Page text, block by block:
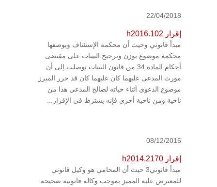
22/04/2018
إقرار h2016.102
مبدأ قانوني وحيث أن محكمة الإستئناف وبوصفها
محكمة موضوع بوزن وترجيح البينات على مقتضى
أحكام المادة 34 من قانون البينات توصلت إلى أن
مورث المدعى عليهما كان عليهما كان قد حرر المبرز
موضوع الدعوى أثناء حياته لصالح المدعي هذا من
ناحية ومن ناحية أخرى فإنه يشترط في الإقرار...
08/12/2016
إقرار h2014.2170
مبدأ قانوني3 حيث أن المحامي هو وكيل قانوني
للمعترض عليه المميز بموجب وكالة قانونية صحيحة